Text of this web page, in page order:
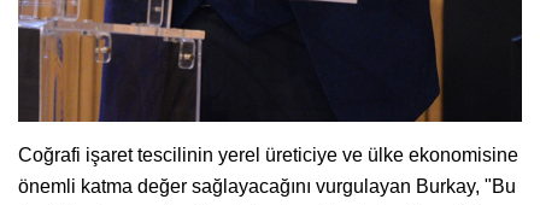
Coğrafi işaret tescilinin yerel üreticiye ve ülke ekonomisine
önemli katma değer sağlayacağını vurgulayan Burkay, "Bu